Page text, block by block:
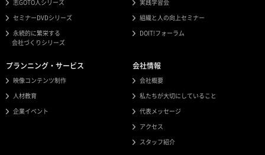
志GOTO人シリーズ
セミナーDVDシリーズ
永続的に繁栄する
会社づくりシリーズ
実践学習会
組織と人の向上セミナー
DOIT!フォーラム
プランニング・サービス
映像コンテンツ制作
人材教育
企業イベント
会社情報
会社概要
私たちが大切にしていること
代表メッセージ
アクセス
スタッフ紹介